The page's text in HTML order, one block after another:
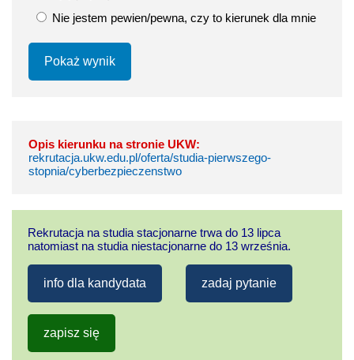
Nie jestem pewien/pewna, czy to kierunek dla mnie
Pokaż wynik
Opis kierunku na stronie UKW:
rekrutacja.ukw.edu.pl/oferta/studia-pierwszego-
stopnia/cyberbezpieczenstwo
Rekrutacja na studia stacjonarne trwa do 13 lipca
natomiast na studia niestacjonarne do 13 września.
info dla kandydata zadaj pytanie
zapisz się